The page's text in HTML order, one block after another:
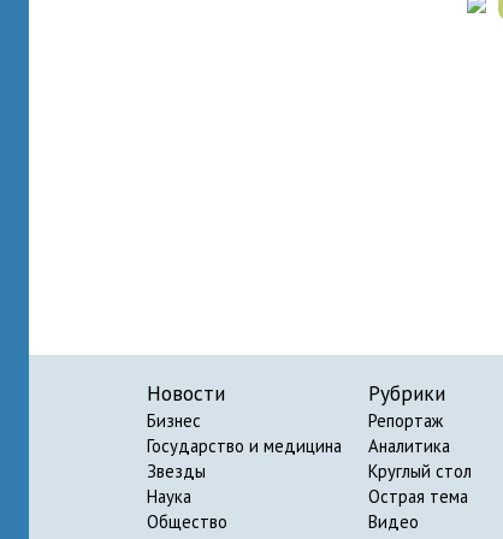
Новости
Бизнес
Государство и медицина
Звезды
Наука
Общество
Рубрики
Репортаж
Аналитика
Круглый стол
Острая тема
Видео